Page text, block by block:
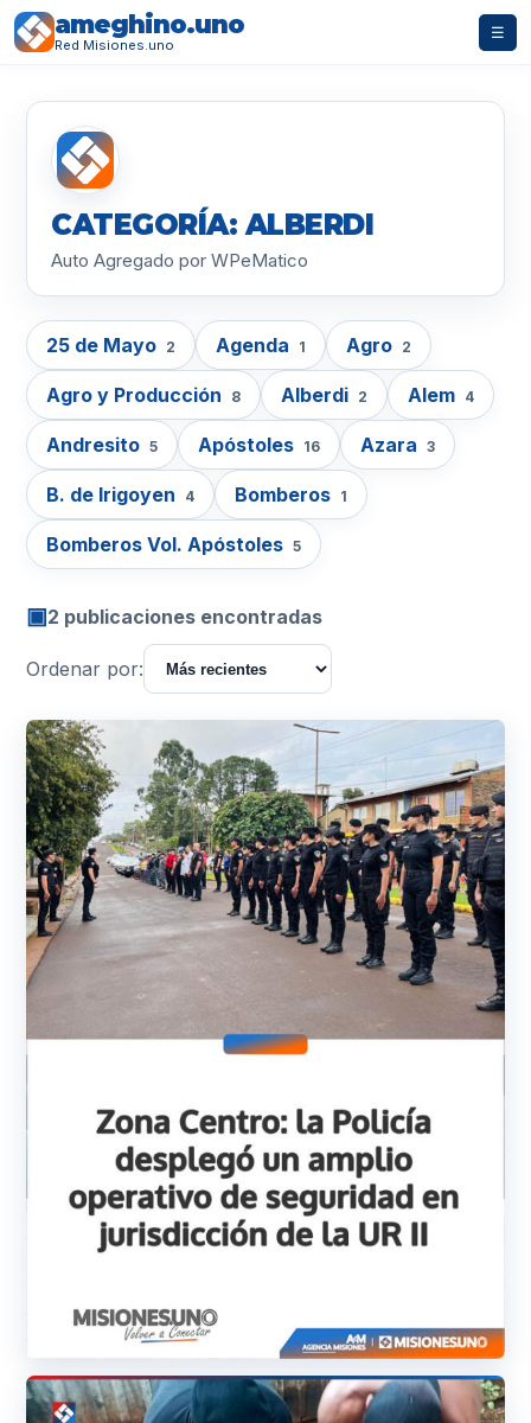
ameghino.uno
Red Misiones.uno
☰
CATEGORÍA: ALBERDI
Auto Agregado por WPeMatico
25 de Mayo 2 Agenda 1 Agro 2
Agro y Producción 8 Alberdi 2 Alem 4
Andresito 5 Apóstoles 16 Azara 3
B. de Irigoyen 4 Bomberos 1
Bomberos Vol. Apóstoles 5
▣2 publicaciones encontradas
Ordenar por: